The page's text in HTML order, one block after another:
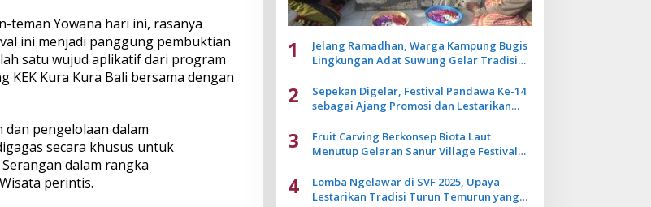
teman Yowana hari ini, rasanya
ini menjadi panggung pembuktian
satu wujud aplikatif dari program
KEK Kura Kura Bali bersama dengan
pengelolaan dalam
secara khusus untuk
dalam rangka
perintis.
1
Jelang Ramadhan, Warga Kampung Bugis
Lingkungan Adat Suwung Gelar Tradisi
2
Sepekan Digelar, Festival Pandawa Ke-14
sebagai Ajang Promosi dan Lestarikan
3
Fruit Carving Berkonsep Biota Laut
Menutup Gelaran Sanur Village Festival
4
Lomba Ngelawar di SVF 2025, Upaya
Lestarikan Tradisi Turun Temurun yang